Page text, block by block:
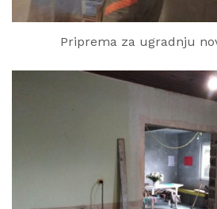
Priprema za ugradnju